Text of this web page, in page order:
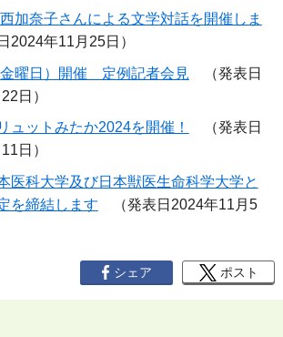
加奈子さんによる文学対話を開催しま
2024年11月25日）
曜日）開催 定例記者会見 （発表日
日）
ュットみたか2024を開催！
（発表日
日）
医科大学及び日本獣医生命科学大学と
を締結します （発表日2024年11月5
シェア ポスト